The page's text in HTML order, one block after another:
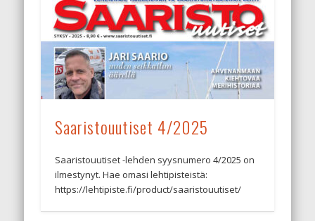
Saaristouutiset 4/2025
Saaristouutiset -lehden syysnumero 4/2025 on
ilmestynyt. Hae omasi lehtipisteistä:
https://lehtipiste.fi/product/saaristouutiset/